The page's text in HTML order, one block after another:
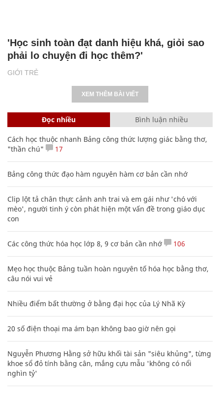
GIỚI TRẺ
'Học sinh toàn đạt danh hiệu khá, giỏi sao
phải lo chuyện đi học thêm?'
XEM THÊM BÀI VIẾT
Đọc nhiều Bình luận nhiều
Cách học thuộc nhanh Bảng công thức lượng giác bằng thơ,
"thần chú"
17
Bảng công thức đạo hàm nguyên hàm cơ bản cần nhớ
Clip lột tả chân thực cảnh anh trai và em gái như 'chó với
mèo', người tinh ý còn phát hiện một vấn đề trong giáo dục
con
Các công thức hóa học lớp 8, 9 cơ bản cần nhớ 106
Mẹo học thuộc Bảng tuần hoàn nguyên tố hóa học bằng thơ,
câu nói vui vẻ
Nhiều điểm bất thường ở bằng đại học của Lý Nhã Kỳ
20 số điện thoại ma ám bạn không bao giờ nên gọi
Nguyễn Phương Hằng sở hữu khối tài sản "siêu khủng", từng
khoe sổ đỏ tính bằng cân, mắng cựu mẫu 'không có nổi
nghìn tỷ'